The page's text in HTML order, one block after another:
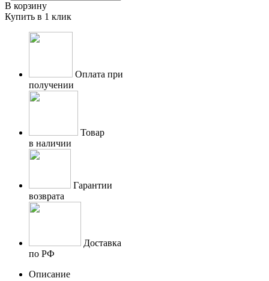
В корзину
Купить в 1 клик
Оплата при
получении
Товар
в наличии
Гарантии
возврата
Доставка
по РФ
Описание